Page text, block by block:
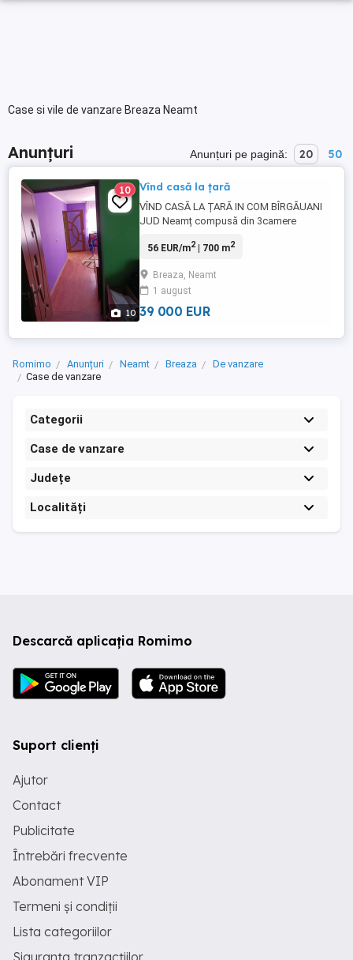
Case si vile de vanzare Breaza Neamt
Anunțuri Anunțuri pe pagină: 20 50
10
10 Vînd casă la țară
VÎND CASĂ LA ȚARĂ IN COM BÎRGĂUANI
JUD Neamț compusă din 3camere
locuință ferestre și uși termopan Anexă cu
Suprafață teren 700 mp din care 100 mp
construibili Sau schimb cu apartament 2
camere în P Neamț ...
56 EUR/m2| 700 m2
Breaza, Neamt
1 august
39 000 EUR
Romimo Anunțuri Neamt Breaza
De vanzare
Case de vanzare
Categorii
Case de vanzare
Județe
Localități
Descarcă aplicația Romimo
Suport clienți
Ajutor
Contact
Publicitate
Întrebări frecvente
Abonament VIP
Termeni și condiții
Lista categoriilor
Siguranța tranzacțiilor